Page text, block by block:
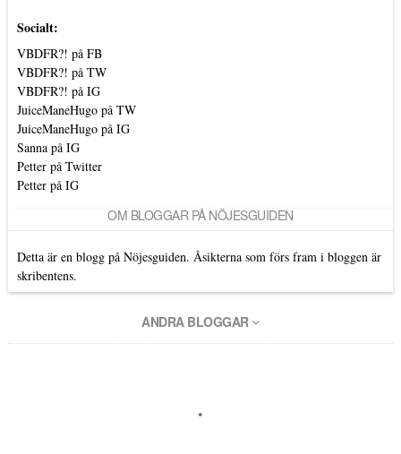
Socialt:
VBDFR?! på FB
VBDFR?! på TW
VBDFR?! på IG
JuiceManeHugo på TW
JuiceManeHugo på IG
Sanna på IG
Petter på Twitter
Petter på IG
OM BLOGGAR PÅ NÖJESGUIDEN
Detta är en blogg på Nöjesguiden. Åsikterna som förs fram i bloggen är
skribentens.
ANDRA BLOGGAR